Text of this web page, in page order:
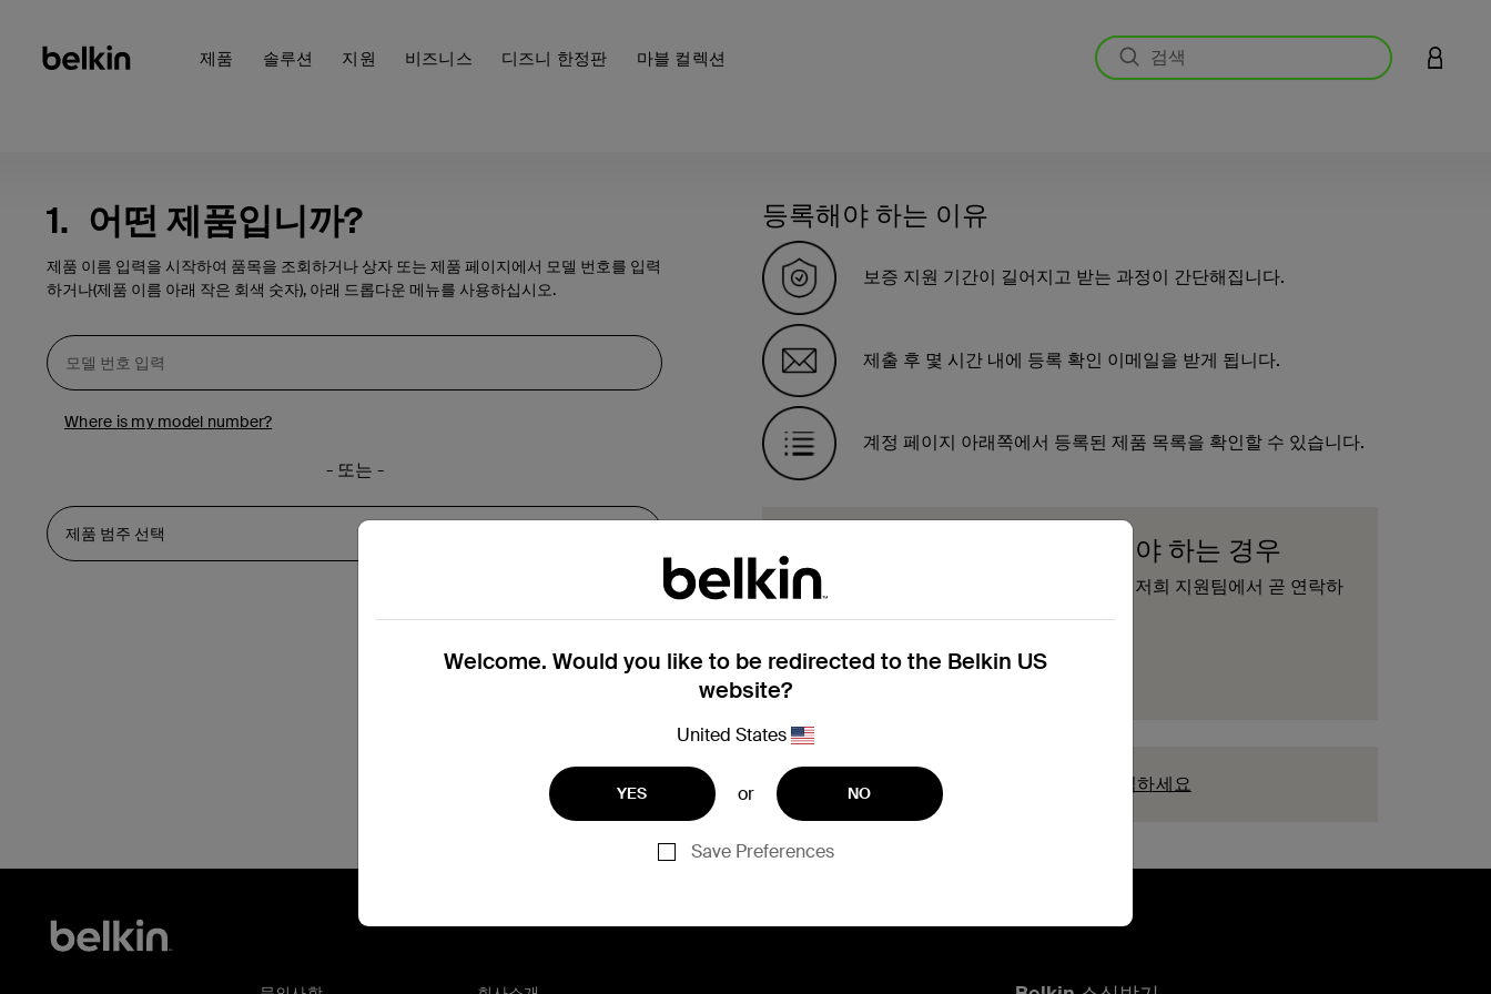
제품 솔루션 지원 비즈니스 디즈니 한정판 마블 컬렉션 LOGIN
1. 어떤 제품입니까?
제품 이름 입력을 시작하여 품목을 조회하거나 상자 또는 제품 페이지에서 모델 번호를 입력
하거나(제품 이름 아래 작은 회색 숫자), 아래 드롭다운 메뉴를 사용하십시오.
Where is my model number?
- 또는 -
등록해야 하는 이유
보증 지원 기간이 길어지고 받는 과정이 간단해집니다.
제출 후 몇 시간 내에 등록 확인 이메일을 받게 됩니다.
계정 페이지 아래쪽에서 등록된 제품 목록을 확인할 수 있습니다.
보증 기간 내에 제품을 교체해야 하는 경우
여기에서 보증 교환 요청 양식을 작성하시면 저희 지원팀에서 곧 연락하
보증 교환 요청 제출
등록에 도움이 필요한 경우 지금 여기를 클릭하세요
Welcome. Would you like to be redirected to the Belkin US
website?
United States
YES or NO
Save Preferences